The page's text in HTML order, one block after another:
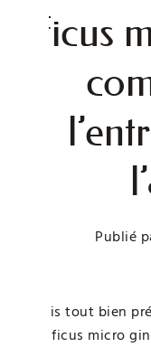
Ficus
Publié
J’avais tout bien
mon ficus micro